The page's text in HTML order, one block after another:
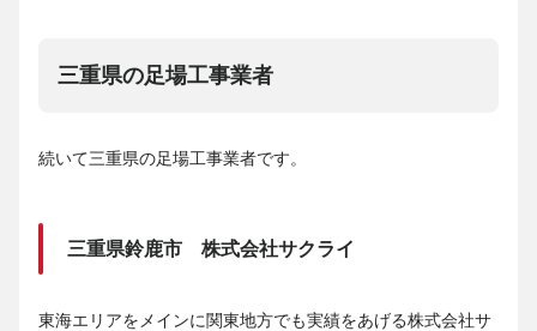
三重県の足場工事業者
続いて三重県の足場工事業者です。
三重県鈴鹿市 株式会社サクライ
東海エリアをメインに関東地方でも実績をあげる株式会社サ